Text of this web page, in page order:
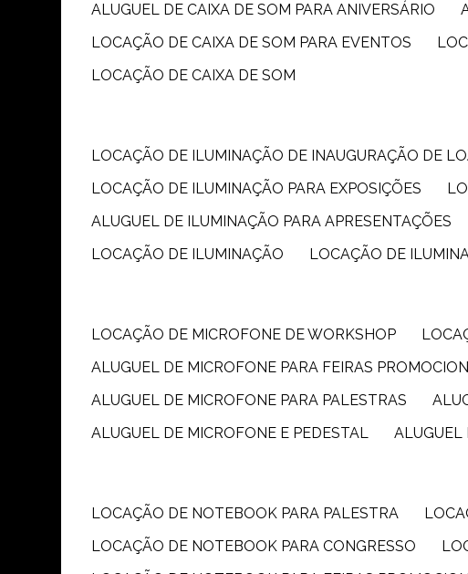
ALUGUEL DE CAIXA DE SOM PARA ANIVERSÁRIO
LOCAÇÃO DE CAIXA DE SOM PARA EVENTOS
LOCAÇÃO DE CAIXA DE SOM
LOCAÇÃO DE ILUMINAÇÃO DE INAUGURAÇÃO DE
LOCAÇÃO DE ILUMINAÇÃO PARA EXPOSIÇÕES
ALUGUEL DE ILUMINAÇÃO PARA APRESENTAÇÕES
LOCAÇÃO DE ILUMINAÇÃO
LOCAÇÃO DE
LOCAÇÃO DE MICROFONE DE WORKSHOP
ALUGUEL DE MICROFONE PARA FEIRAS
ALUGUEL DE MICROFONE PARA PALESTRAS
ALUGUEL DE MICROFONE E PEDESTAL
LOCAÇÃO DE NOTEBOOK PARA PALESTRA
LOCAÇÃO DE NOTEBOOK PARA CONGRESSO